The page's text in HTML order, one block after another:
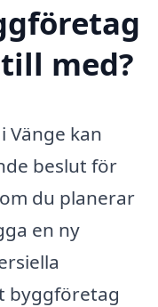
med?
kan
beslut för
du planerar
en ny
byggföretag